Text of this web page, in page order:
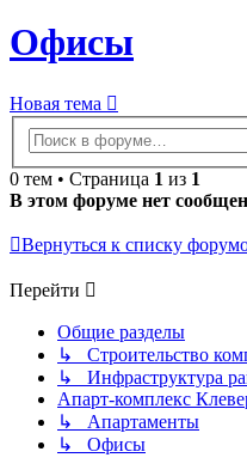
Офисы
Новая тема
0 тем • Страница 1 из 1
В этом форуме нет
Вернуться к списку
Перейти
Общие разделы
↳ Строительство
↳ Инфраструктура
Апарт-комплекс
↳ Апартаменты
↳ Офисы